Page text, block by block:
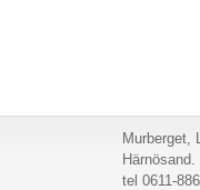
Murberget,
Härnösand.
tel 0611-